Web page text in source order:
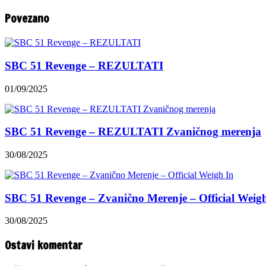
Povezano
SBC 51 Revenge – REZULTATI
01/09/2025
SBC 51 Revenge – REZULTATI Zvaničnog merenja
30/08/2025
SBC 51 Revenge – Zvanično Merenje – Official
30/08/2025
Ostavi komentar